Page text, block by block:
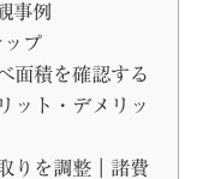
事例
ップ
面積を確認する
ット・デメリッ
りを調整｜諸費